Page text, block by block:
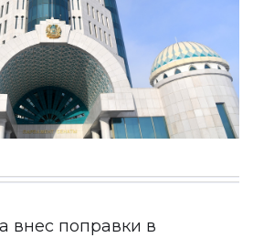
внес поправки в